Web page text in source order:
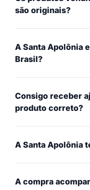
são originais?
A Santa Apolônia
Brasil?
Consigo receber
produto correto?
A Santa Apolônia
A compra